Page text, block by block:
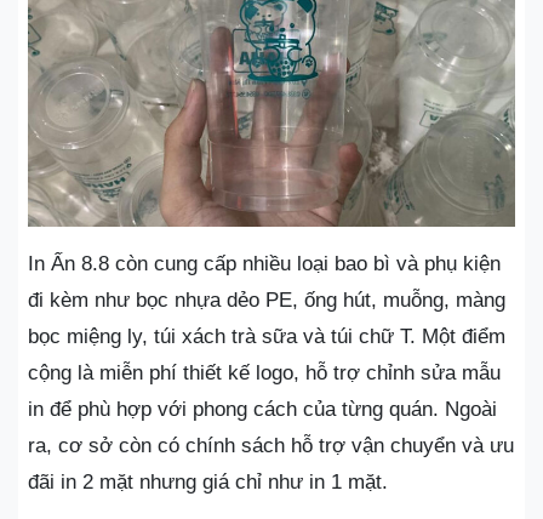
In Ấn 8.8 còn cung cấp nhiều loại bao bì và phụ kiện
đi kèm như bọc nhựa dẻo PE, ống hút, muỗng, màng
bọc miệng ly, túi xách trà sữa và túi chữ T. Một điểm
cộng là miễn phí thiết kế logo, hỗ trợ chỉnh sửa mẫu
in để phù hợp với phong cách của từng quán. Ngoài
ra, cơ sở còn có chính sách hỗ trợ vận chuyển và ưu
đãi in 2 mặt nhưng giá chỉ như in 1 mặt.